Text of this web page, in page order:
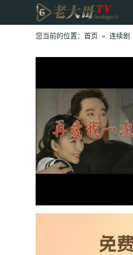
您当前的位置： 首页 » 连续剧